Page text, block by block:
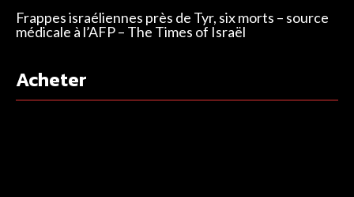
Frappes israéliennes près de Tyr, six morts – source
médicale à l’AFP – The Times of Israël
Acheter